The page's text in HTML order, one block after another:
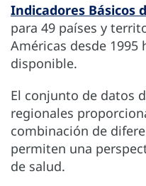
Indicadores Básicos
para 49 países y
Américas desde
disponible.
El conjunto de datos
regionales
combinación de
permiten una
de salud.